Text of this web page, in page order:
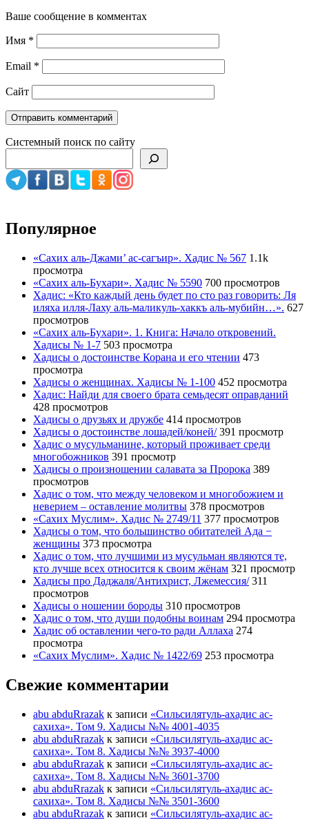
Ваше сообщение в комментах
Имя *
Email *
Сайт
Системный поиск по сайту
Популярное
«Сахих аль-Джами’ ас-сагъир». Хадис № 567 1.1k
просмотра
«Сахих аль-Бухари». Хадис № 5590 700 просмотров
Хадис: «Кто каждый день будет по сто раз говорить: Ля
иляха илля-Лаху аль-маликуль-хаккъ аль-мубийн…». 627
просмотров
«Сахих аль-Бухари». 1. Книга: Начало откровений.
Хадисы № 1-7 503 просмотра
Хадисы о достоинстве Корана и его чтении 473
просмотра
Хадисы о женщинах. Хадисы № 1-100 452 просмотра
Хадис: Найди для своего брата семьдесят оправданий
428 просмотров
Хадисы о друзьях и дружбе 414 просмотров
Хадисы о достоинстве лошадей/коней/ 391 просмотр
Хадис о мусульманине, который проживает среди
многобожников 391 просмотр
Хадисы о произношении салавата за Пророка 389
просмотров
Хадис о том, что между человеком и многобожием и
неверием – оставление молитвы 378 просмотров
«Сахих Муслим». Хадис № 2749/11 377 просмотров
Хадисы о том, что большинство обитателей Ада −
женщины 373 просмотра
Хадис о том, что лучшими из мусульман являются те,
кто лучше всех относится к своим жёнам 321 просмотр
Хадисы про Даджаля/Антихрист, Лжемессия/ 311
просмотров
Хадисы о ношении бороды 310 просмотров
Хадис о том, что души подобны воинам 294 просмотра
Хадис об оставлении чего-то ради Аллаха 274
просмотра
«Сахих Муслим». Хадис № 1422/69 253 просмотра
Свежие комментарии
abu abduRrazak к записи «Сильсилятуль-ахадис ас-
сахиха». Том 9. Хадисы №№ 4001-4035
abu abduRrazak к записи «Сильсилятуль-ахадис ас-
сахиха». Том 8. Хадисы №№ 3937-4000
abu abduRrazak к записи «Сильсилятуль-ахадис ас-
сахиха». Том 8. Хадисы №№ 3601-3700
abu abduRrazak к записи «Сильсилятуль-ахадис ас-
сахиха». Том 8. Хадисы №№ 3501-3600
abu abduRrazak к записи «Сильсилятуль-ахадис ас-